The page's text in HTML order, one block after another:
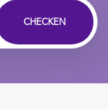
CHECKEN